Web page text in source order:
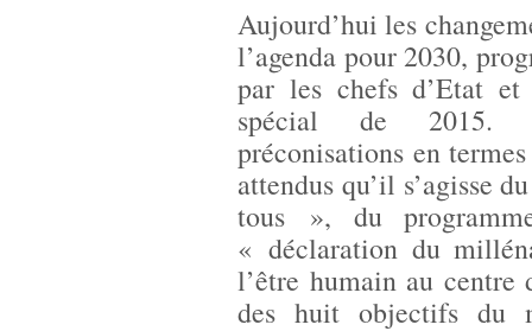
Aujourd’hui les
l’agenda pour 2030,
par les chefs d’Etat
spécial de 2015.
préconisations en
attendus qu’il s’agisse
tous », du
« déclaration du
l’être humain au
des huit objectifs du